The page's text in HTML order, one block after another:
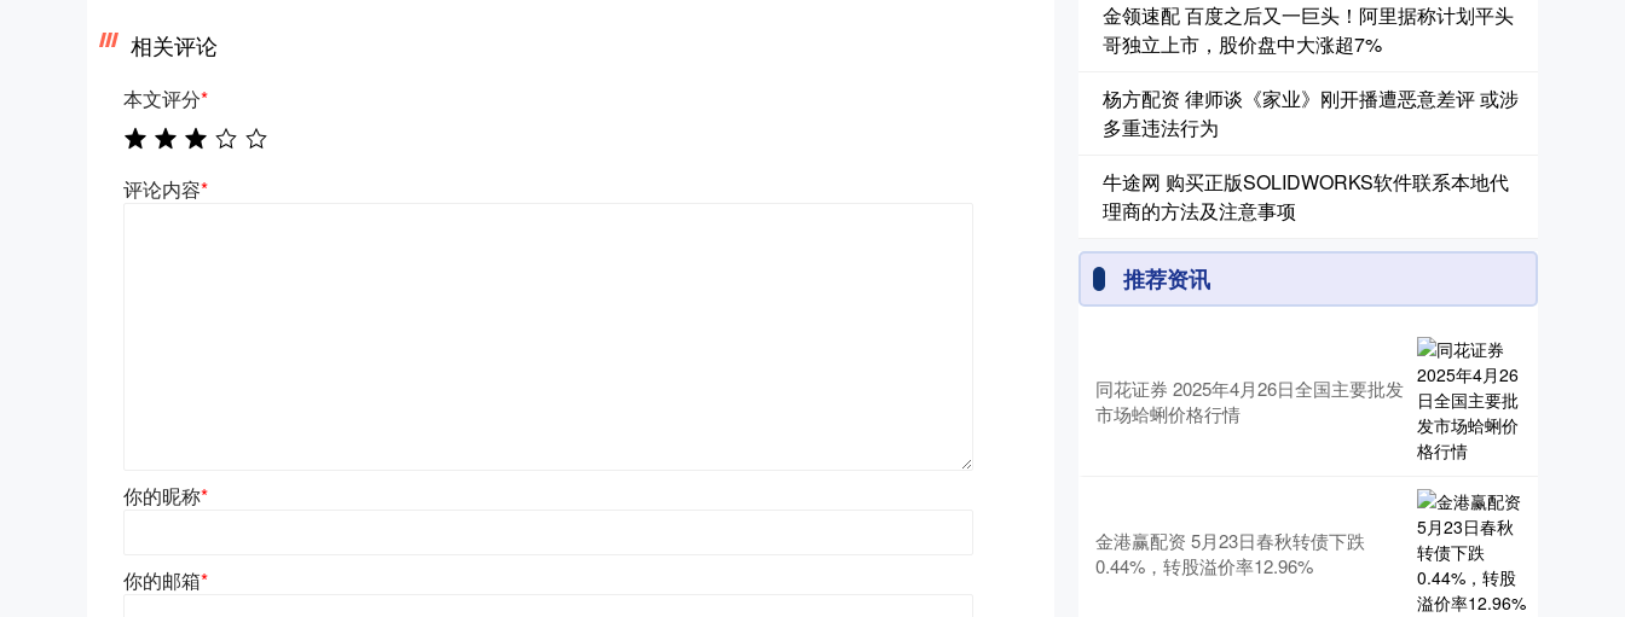
相关评论
本文评分*
评论内容*
你的昵称*
你的邮箱*
金领速配 百度之后又一巨头！阿里据称计划平头
哥独立上市，股价盘中大涨超7%
杨方配资 律师谈《家业》刚开播遭恶意差评 或涉
多重违法行为
牛途网 购买正版SOLIDWORKS软件联系本地代
理商的方法及注意事项
推荐资讯
同花证券 2025年4月26日全国主要批发
市场蛤蜊价格行情
金港赢配资 5月23日春秋转债下跌
0.44%，转股溢价率12.96%